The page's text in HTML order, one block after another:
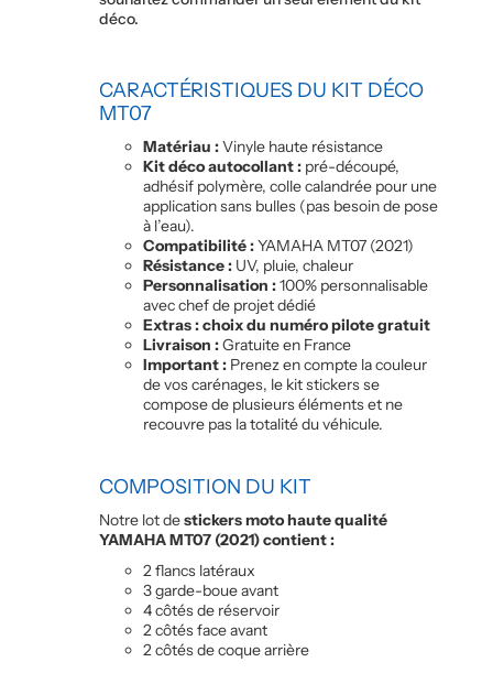
déco.
CARACTÉRISTIQUES DU KIT DÉCO
MT07
Matériau :Vinyle haute résistance
Kit déco autocollant : pré-découpé,
adhésif polymère, colle calandrée pour une
application sans bulles (pas besoin de pose
à l’eau).
Compatibilité :YAMAHA MT07 (2021)
Résistance : UV, pluie, chaleur
Personnalisation :100% personnalisable
avec chef de projet dédié
Extras : choix du numéro pilote gratuit
Livraison :Gratuite en France
Important : Prenez en compte la couleur
de vos carénages, le kit stickers se
compose de plusieurs éléments et ne
recouvre pas la totalité du véhicule.
COMPOSITION DU KIT
Notre lot destickers moto haute qualité
YAMAHA MT07 (2021) contient :
2 flancs latéraux
3 garde-boue avant
4 côtés de réservoir
2 côtés face avant
2 côtés de coque arrière